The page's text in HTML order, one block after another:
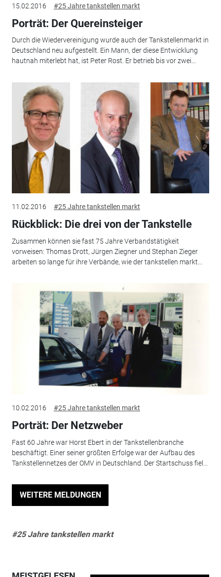
15.02.2016 #25 Jahre tankstellen markt
Porträt: Der Quereinsteiger
Durch die Wiedervereinigung wurde auch der Tankstellenmarkt in
Deutschland neu aufgestellt. Ein Mann, der diese Entwicklung
hautnah miterlebt hat, ist Peter Rost. Er betrieb bis vor zwei...
11.02.2016 #25 Jahre tankstellen markt
Rückblick: Die drei von der Tankstelle
Zusammen können sie fast 75 Jahre Verbandstätigkeit
vorweisen: Thomas Drott, Jürgen Ziegner und Stephan Zieger
arbeiten so lange für ihre Verbände, wie der tankstellen markt...
10.02.2016 #25 Jahre tankstellen markt
Porträt: Der Netzweber
Fast 60 Jahre war Horst Ebert in der Tankstellenbranche
beschäftigt. Einer seiner größten Erfolge war der ­Aufbau des
Tankstellennetzes der OMV in Deutschland. Der Startschuss fiel...
WEITERE MELDUNGEN
#25 Jahre tankstellen markt